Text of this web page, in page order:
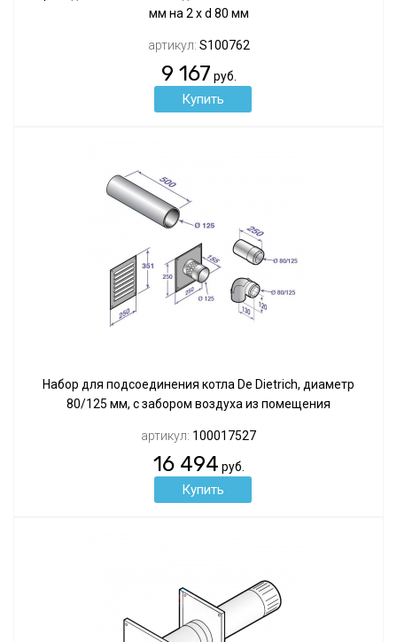
мм на 2 x d 80 мм
артикул: S100762
9 167 руб.
Набор для подсоединения котла De Dietrich, диаметр
80/125 мм, с забором воздуха из помещения
артикул: 100017527
16 494 руб.